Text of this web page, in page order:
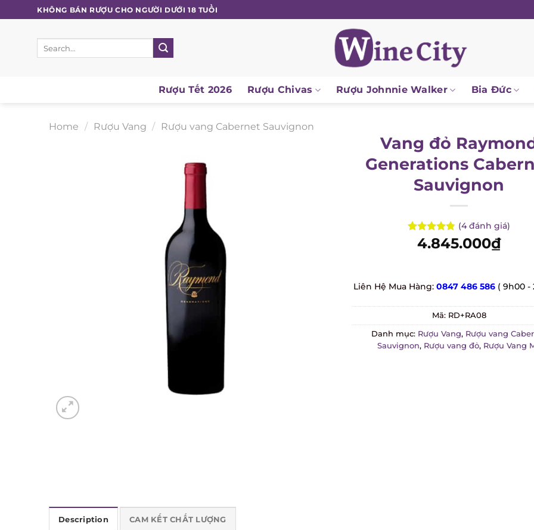
to
content
KHÔNG BÁN RƯỢU CHO NGƯỜI DƯỚI 18 TUỔI
Rượu Tết 2026 Rượu Chivas Rượu Johnnie Walker Bia Đức
Home Rượu Vang Rượu vang Cabernet Sauvignon
Vang đỏ Raymond
Generations
Sauvignon
Rated
4.75
out of 5
( 4đánh giá)
4.845.000₫
Liên Hệ Mua Hàng:0847 486 586 ( 9h00 -
Mã:RD+RA08
Danh mục:Rượu Vang,Rượu vang
Sauvignon,Rượu vang đỏ,Rượu Vang
Description CAM KẾT CHẤT LƯỢNG